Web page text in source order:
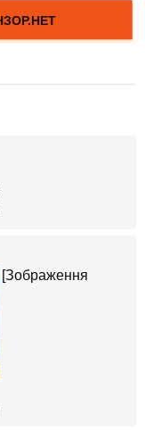
[Зображення